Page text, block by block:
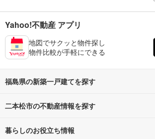
Yahoo!不動産 アプリ
地図でサクッと物件探し
物件比較が手軽にできる
福島県の新築一戸建てを探す
路線・駅から探す
通勤・通学時間から探す
二本松市の不動産情報を探す
不動産・住宅
暮らしのお役立ち情報